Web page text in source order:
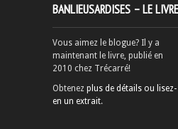
BANLIEUSARDISES – LE LIVRE
Vous aimez le blogue? Il y a
maintenant le livre, publié en
2010 chez Trécarré!
Obtenez plus de détails ou lisez-
en un extrait.